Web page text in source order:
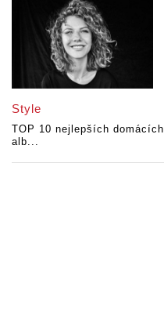
Style
TOP 10 nejlepších domácích
alb...